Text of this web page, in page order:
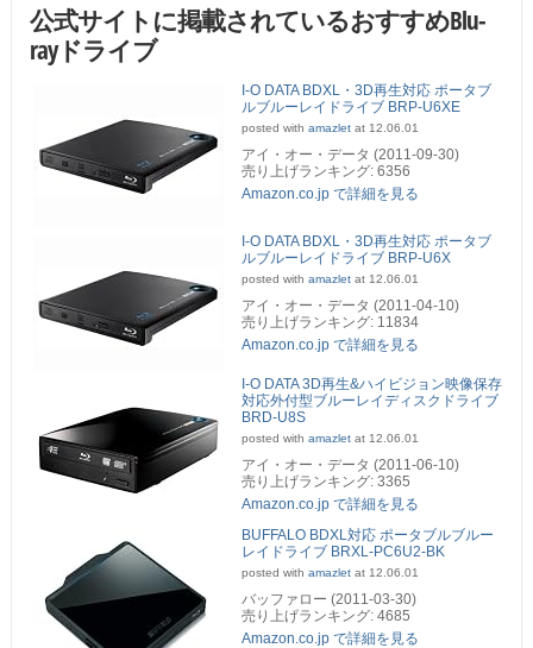
公式サイトに掲載されているおすすめBlu-
rayドライブ
I-O DATA BDXL・3D再生対応 ポータブ
ルブルーレイドライブ BRP-U6XE
posted with amazletat 12.06.01
アイ・オー・データ (2011-09-30)
売り上げランキング: 6356
Amazon.co.jp で詳細を見る
I-O DATA BDXL・3D再生対応 ポータブ
ルブルーレイドライブ BRP-U6X
posted with amazletat 12.06.01
アイ・オー・データ (2011-04-10)
売り上げランキング: 11834
Amazon.co.jp で詳細を見る
I-O DATA 3D再生&ハイビジョン映像保存
対応外付型ブルーレイディスクドライブ
BRD-U8S
posted with amazletat 12.06.01
アイ・オー・データ (2011-06-10)
売り上げランキング: 3365
Amazon.co.jp で詳細を見る
BUFFALO BDXL対応 ポータブルブルー
レイドライブ BRXL-PC6U2-BK
posted with amazletat 12.06.01
バッファロー (2011-03-30)
売り上げランキング: 4685
Amazon.co.jp で詳細を見る